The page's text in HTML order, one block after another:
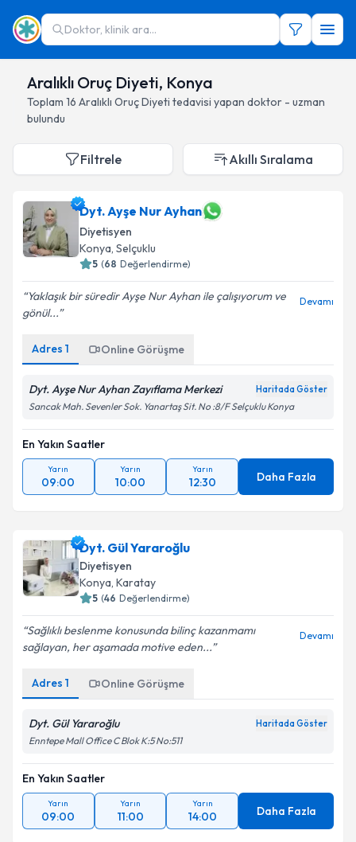
Doktor, klinik ara...
Aralıklı Oruç Diyeti, Konya
Toplam 16 Aralıklı Oruç Diyeti tedavisi yapan doktor - uzman
bulundu
Filtrele Akıllı Sıralama
Dyt. Ayşe Nur Ayhan
Diyetisyen
Konya, Selçuklu
5 (68 Değerlendirme)
Yaklaşık bir süredir Ayşe Nur Ayhan ile çalışıyorum ve
gönül...
Devamı
Adres 1 Online Görüşme
Dyt. Ayşe Nur Ayhan Zayıflama Merkezi Haritada Göster
Sancak Mah. Sevenler Sok. Yanartaş Sit. No :8/F Selçuklu Konya
En Yakın Saatler
Yarın
09:00
Yarın
10:00
Yarın
12:30 Daha Fazla
Dyt. Gül Yararoğlu
Diyetisyen
Konya, Karatay
5 (46 Değerlendirme)
Sağlıklı beslenme konusunda bilinç kazanmamı
sağlayan, her aşamada motive eden...
Devamı
Adres 1 Online Görüşme
Dyt. Gül Yararoğlu Haritada Göster
Enntepe Mall Office C Blok K:5 No:511
En Yakın Saatler
Yarın
09:00
Yarın
11:00
Yarın
14:00 Daha Fazla